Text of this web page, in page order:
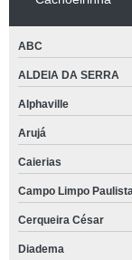
ABC
ALDEIA DA SERRA
Alphaville
Arujá
Caierias
Campo Limpo
Cerqueira César
Diadema